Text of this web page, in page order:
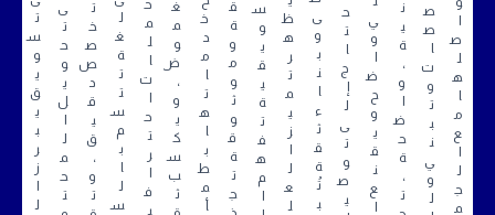
ا
ص
ل
ه
ا
م
ع
ا
ل
ج
م
ص
ص
ا
ت
و
ت
ب
ن
ي
و
ل
ن
ي
ة
،
و
ا
ض
ح
ة
،
ت
ي
و
ا
ض
ح
و
ي
ق
ن
ع
ا
ح
ت
ا
ج
إ
ل
ى
ت
و
ص
ي
ى
و
ب
ن
ا
ء
ث
ق
ة
تُ
ب
ظ
ه
ر
ت
م
ي
ز
ا
ل
ع
ل
س
و
ي
ق
ي
ة
ت
ف
ه
م
ا
ق
ة
و
م
و
ث
و
ق
ة
ت
ج
خ
د
م
ا
ت
ه
ا
ب
ط
م
أ
غ
م
و
ض
،
و
ي
ك
س
ب
ث
ح
م
ل
ا
ت
ا
ح
ت
ر
ا
ف
ي
ل
غ
ة
ت
ت
س
م
ب
ا
ل
س
ت
خ
ص
ص
د
ق
ي
ق
،
و
ت
ى
ت
ح
و
ي
ل
ا
ل
م
ح
ت
ت
س
و
ي
ق
ي
ب
ر
ز
ا
ل